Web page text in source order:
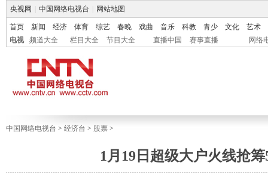
央视网 中国网络电视台 网站地图
首页 新闻 经济 体育 综艺 春晚 戏曲 音乐 科教 青少 文化
艺术
电视
频道大全 栏目大全 节目大全 直播中国 赛事直播 网络
中国网络电视台 > 经济台 > 股票 >
1月19日超级大户火线抢筹